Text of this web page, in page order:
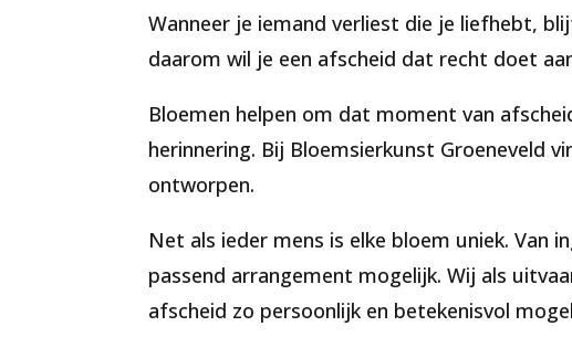
Wanneer je iemand verliest die je liefhebt,
daarom wil je een afscheid dat recht doet
Bloemen helpen om dat moment van
herinnering. Bij Bloemsierkunst Groeneveld
ontworpen.
Net als ieder mens is elke bloem uniek.
passend arrangement mogelijk. Wij als
afscheid zo persoonlijk en betekenisvol